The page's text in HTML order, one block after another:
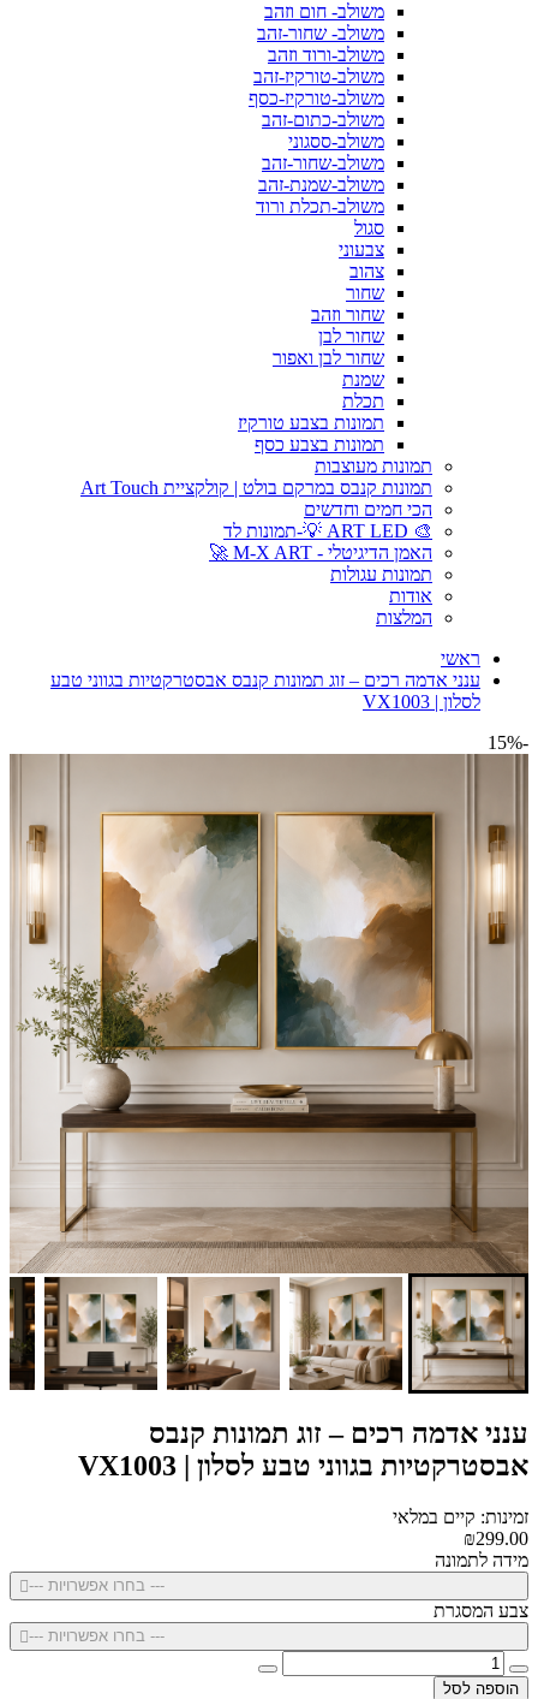
משולב- חום וזהב
משולב- שחור-זהב
משולב-ורוד וזהב
משולב-טורקיז-זהב
משולב-טורקיז-כסף
משולב-כתום-זהב
משולב-ססגוני
משולב-שחור-זהב
משולב-שמנת-זהב
משולב-תכלת ורוד
סגול
צבעוני
צהוב
שחור
שחור וזהב
שחור לבן
שחור לבן ואפור
שמנת
תכלת
תמונות בצבע טורקיז
תמונות בצבע כסף
תמונות מעוצבות
תמונות קנבס במרקם בולט | קולקציית Art Touch
הכי חמים וחדשים
🎨 ART LED 💡-תמונות לד
האמן הדיגיטלי - M-X ART 🚀
תמונות עגולות
אודות
המלצות
ראשי
ענני אדמה רכים – זוג תמונות קנבס אבסטרקטיות בגווני טבע
לסלון | VX1003
-15%
ענני אדמה רכים – זוג תמונות קנבס
אבסטרקטיות בגווני טבע לסלון | VX1003
זמינות: קיים במלאי
₪299.00
מידה לתמונה
--- בחרו אפשרויות ---
צבע המסגרת
--- בחרו אפשרויות ---
הוספה לסל